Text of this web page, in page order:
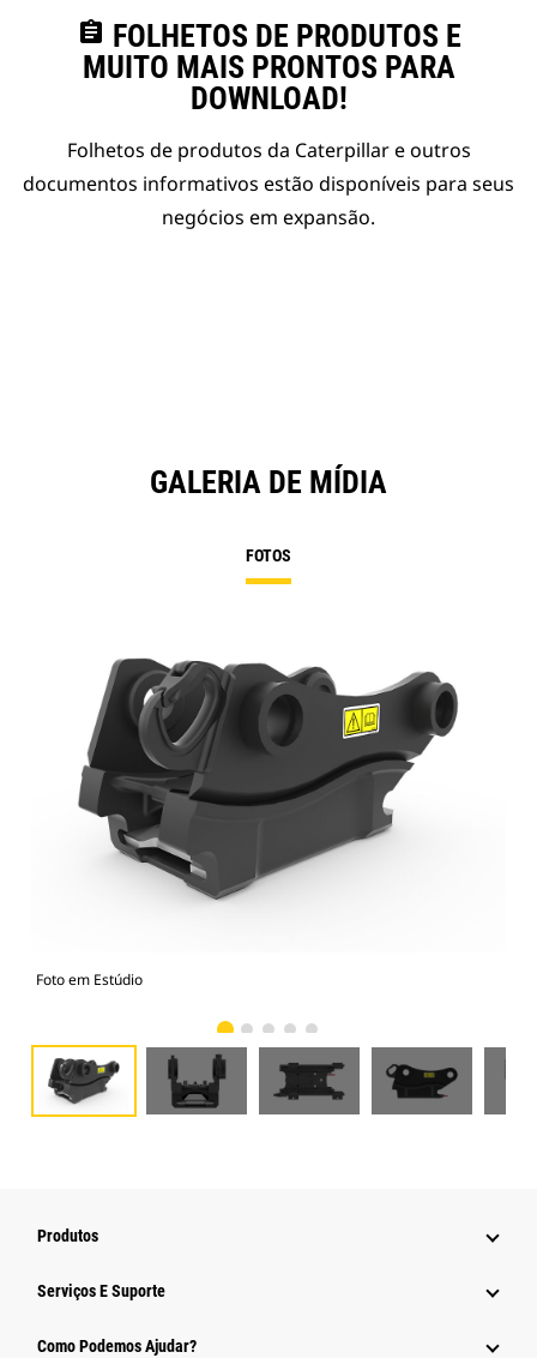
assignment FOLHETOS DE PRODUTOS E
MUITO MAIS PRONTOS PARA
DOWNLOAD!
Folhetos de produtos da Caterpillar e outros
documentos informativos estão disponíveis para seus
negócios em expansão.
GALERIA DE MÍDIA
FOTOS
Foto em Estúdio
Produtos
Serviços E Suporte
Como Podemos Ajudar?